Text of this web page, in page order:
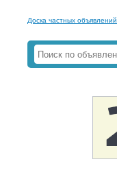
Доска частных объявлений